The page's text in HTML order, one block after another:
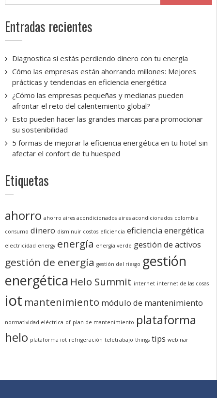
Entradas recientes
Diagnostica si estás perdiendo dinero con tu energía
Cómo las empresas están ahorrando millones: Mejores
prácticas y tendencias en eficiencia energética
¿Cómo las empresas pequeñas y medianas pueden
afrontar el reto del calentemiento global?
Esto pueden hacer las grandes marcas para promocionar
su sostenibilidad
5 formas de mejorar la eficiencia energética en tu hotel sin
afectar el confort de tu huesped
Etiquetas
ahorro ahorro aires acondicionados aires acondicionados colombia
consumo dinero disminuir costos eficiencia eficiencia energética
electricidad energy energía energía verde gestión de activos
gestión de energía gestión del riesgo gestión
energética Helo Summit internet internet de las cosas
iot mantenimiento módulo de mantenimiento
normatividad eléctrica of plan de mantenimiento plataforma
helo plataforma iot refrigeración teletrabajo things tips webinar